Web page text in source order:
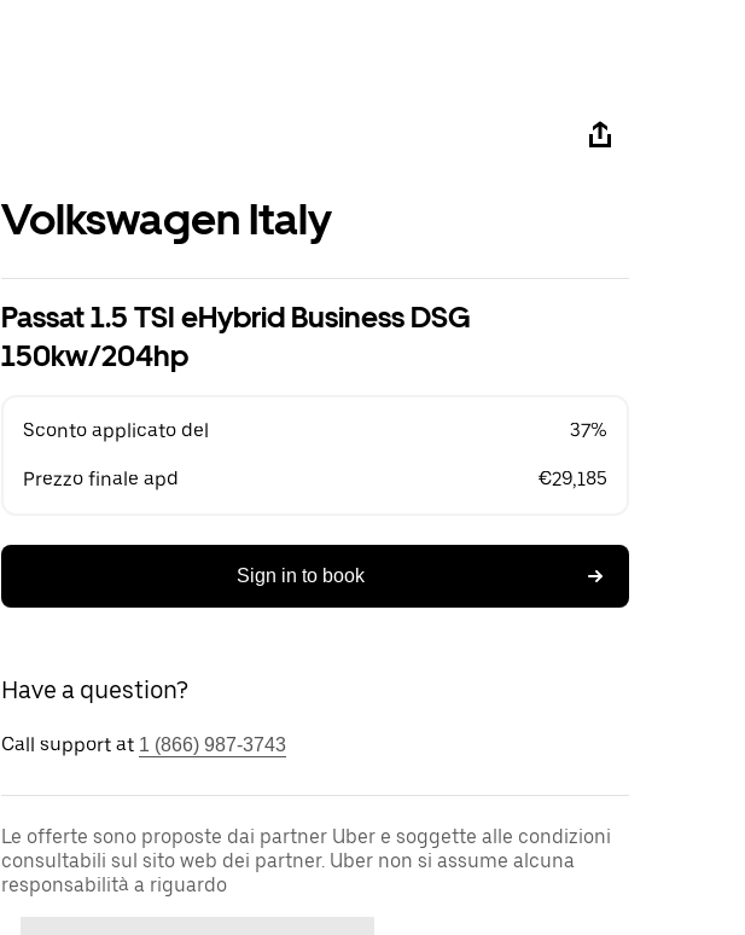
Volkswagen Italy
Passat 1.5 TSI eHybrid Business DSG
150kw/204hp
Sconto applicato del 37%
Prezzo finale apd €29,185
Sign in to book
Have a question?
Call support at 1 (866) 987-3743
Le offerte sono proposte dai partner Uber e soggette alle condizioni
consultabili sul sito web dei partner. Uber non si assume alcuna
responsabilità a riguardo